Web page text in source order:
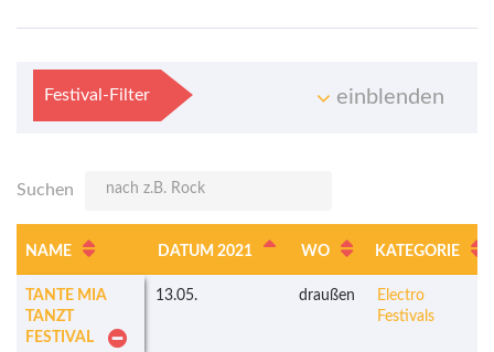
Festival-Filter einblenden
Suchen
NAME DATUM 2021 WO KATEGORIE
TANTE MIA
TANZT
FESTIVAL
13.05. draußen
Electro
Festivals